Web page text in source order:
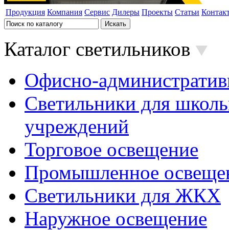
Продукция Компания Сервис Дилеры Проекты Статьи
Каталог светильников
Офисно-
Светильники для
учреждений
Торговое освещение
Промышленное
Светильники для ЖКХ
Наружное освещение